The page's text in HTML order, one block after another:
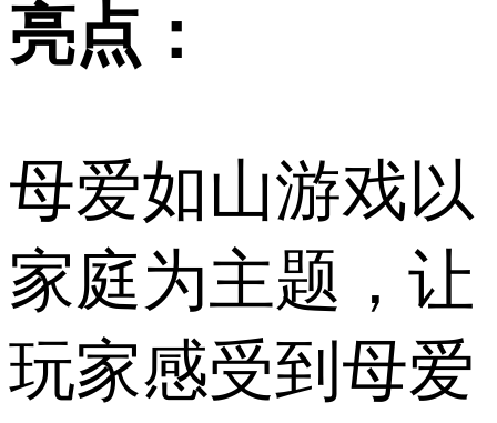
亮点：
母爱如山游戏以
家庭为主题，让
玩家感受到母爱